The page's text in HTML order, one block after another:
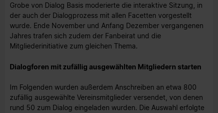
Grobe von Dialog Basis moderierte die interaktive Sitzung, in
der auch der Dialogprozess mit allen Facetten vorgestellt
wurde. Ende November und Anfang Dezember vergangenen
Jahres trafen sich zudem der Fanbeirat und die
Mitgliederinitiative zum gleichen Thema.
Dialogforen mit zufällig ausgewählten Mitgliedern starten
Im Folgenden wurden außerdem Anschreiben an etwa 800
zufällig ausgewählte Vereinsmitglieder versendet, von denen
rund 50 zum Dialog eingeladen wurden. Die Auswahl erfolgte